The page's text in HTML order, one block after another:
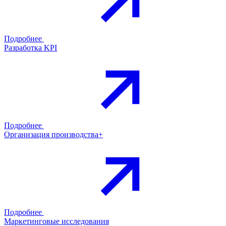
Подробнее
Разработка KPI
Подробнее
Организация производства+
Подробнее
Маркетинговые исследования